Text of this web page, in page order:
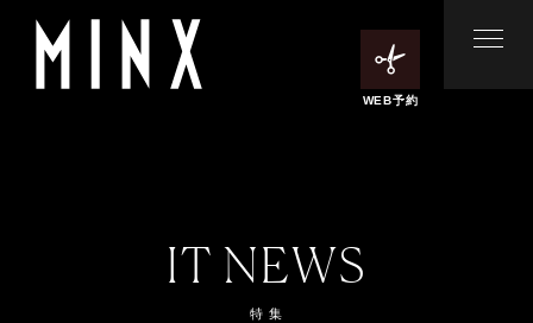
WEB予約
IT NEWS
特 集